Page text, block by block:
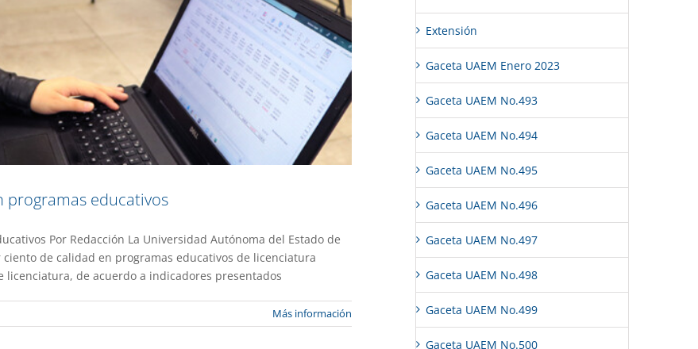
programas educativos
Por Redacción La Universidad Autónoma del Estado de
de calidad en programas educativos de licenciatura
de acuerdo a indicadores presentados
Más información
en la EES de Yautepec
UAEM No.514 Gestión
Extensión
Gaceta UAEM Enero 2023
Gaceta UAEM No.493
Gaceta UAEM No.494
Gaceta UAEM No.495
Gaceta UAEM No.496
Gaceta UAEM No.497
Gaceta UAEM No.498
Gaceta UAEM No.499
Gaceta UAEM No.500